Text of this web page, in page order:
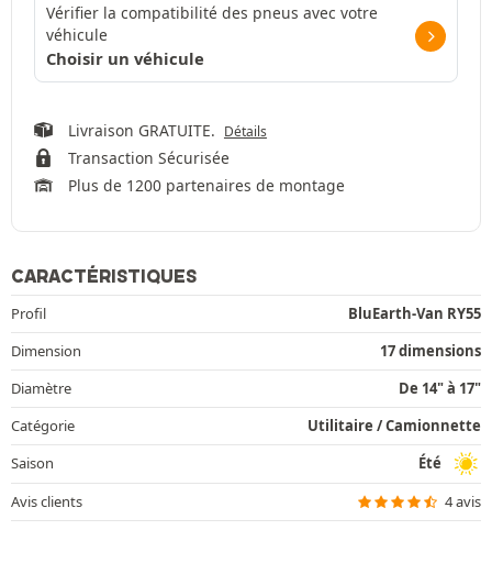
Vérifier la compatibilité des pneus avec votre
véhicule
Choisir un véhicule
Livraison GRATUITE. Détails
Transaction Sécurisée
Plus de 1200 partenaires de montage
CARACTÉRISTIQUES
Profil
BluEarth-Van RY55
Dimension
17 dimensions
Diamètre
De 14" à 17"
Catégorie
Utilitaire / Camionnette
Saison
Été
Avis clients
4 avis